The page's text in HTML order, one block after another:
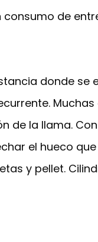
de entre
donde se
de la llama.
el hueco que
y pellet.